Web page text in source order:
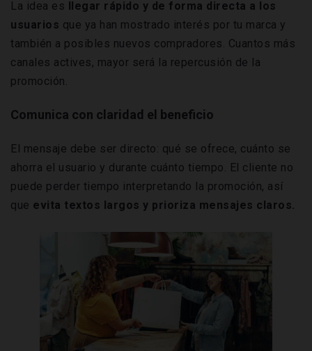
La idea es
llegar rápido y de forma directa a los
usuarios que ya han mostrado interés por tu marca y
también a posibles nuevos compradores. Cuantos más
canales actives, mayor será la repercusión de la
promoción.
Comunica con claridad el beneficio
El mensaje debe ser directo: qué se ofrece, cuánto se
ahorra el usuario y durante cuánto tiempo. El cliente no
puede perder tiempo interpretando la promoción, así
que evita textos largos y prioriza mensajes claros.